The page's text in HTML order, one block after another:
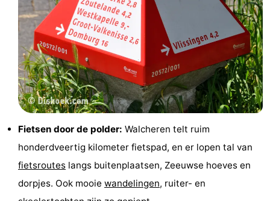
Fietsen door de polder: Walcheren telt ruim
honderdveertig kilometer fietspad, en er lopen tal van
fietsroutes langs buitenplaatsen, Zeeuwse hoeves en
dorpjes. Ook mooie wandelingen, ruiter- en